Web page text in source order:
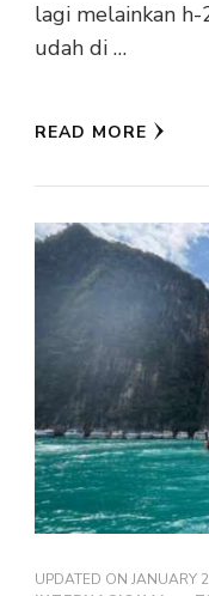
lagi melainkan h-
udah di …
READ MORE
UPDATED ON JANUARY